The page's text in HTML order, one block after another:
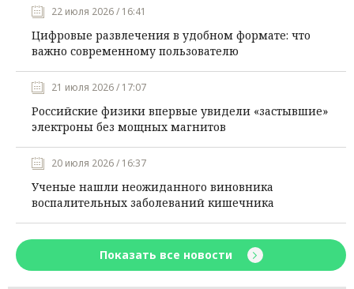
22 июля 2026 / 16:41
Цифровые развлечения в удобном формате: что
важно современному пользователю
21 июля 2026 / 17:07
Российские физики впервые увидели «застывшие»
электроны без мощных магнитов
20 июля 2026 / 16:37
Ученые нашли неожиданного виновника
воспалительных заболеваний кишечника
Показать все новости